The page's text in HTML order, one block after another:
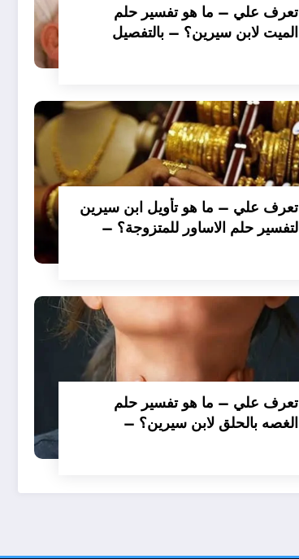
تعرف علي – ما هو تفسير حلم
الميت لابن سيرين؟ – بالتفصيل
تعرف علي – ما هو تأويل ابن سيرين
لتفسير حلم الاساور للمتزوجة؟ –
تعرف علي – ما هو تفسير حلم
الغصه بالحلق لابن سيرين؟ –